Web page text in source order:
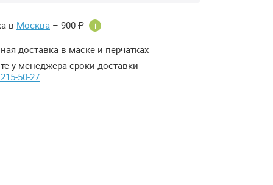
в Москва – 900 ₽ i
доставка в маске и перчатках
у менеджера сроки доставки
50-27